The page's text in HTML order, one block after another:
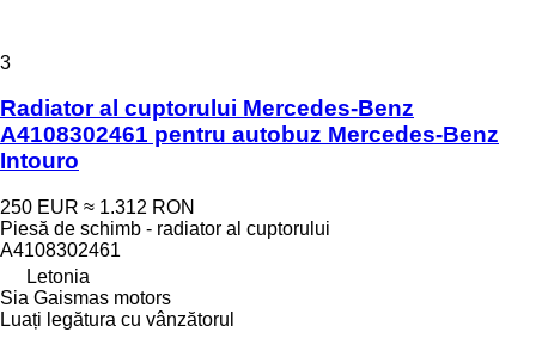
3
Radiator al cuptorului Mercedes-Benz
A4108302461 pentru autobuz Mercedes-Benz
Intouro
250 EUR ≈ 1.312 RON
Piesă de schimb - radiator al cuptorului
A4108302461
Letonia
Sia Gaismas motors
Luați legătura cu vânzătorul